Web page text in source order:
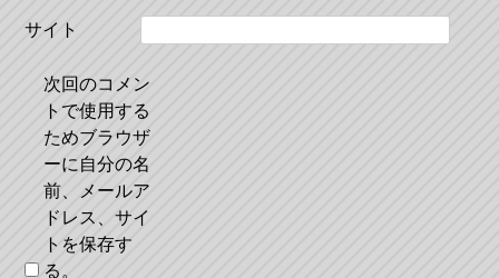
サイト
次回のコメン
トで使用する
ためブラウザ
ーに自分の名
前、メールア
ドレス、サイ
トを保存す
る。